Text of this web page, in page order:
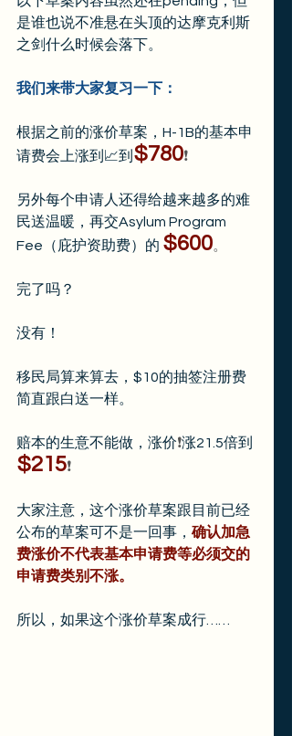
是谁也说不准悬在头顶的达摩克利斯
之剑什么时候会落下。
我们来带大家复习一下：
根据之前的涨价草案，H-1B的基本申
请费会上涨到📈到 $780❗️
另外每个申请人还得给越来越多的难
民送温暖，再交Asylum Program
Fee（庇护资助费）的 $600。
完了吗？
没有！
移民局算来算去，$10的抽签注册费
简直跟白送一样。
赔本的生意不能做，涨价❗️涨21.5倍到
$215❗️
大家注意，这个涨价草案跟目前已经
公布的草案可不是一回事， 确认加急
费涨价不代表基本申请费等必须交的
申请费类别不涨。
所以，如果这个涨价草案成行……